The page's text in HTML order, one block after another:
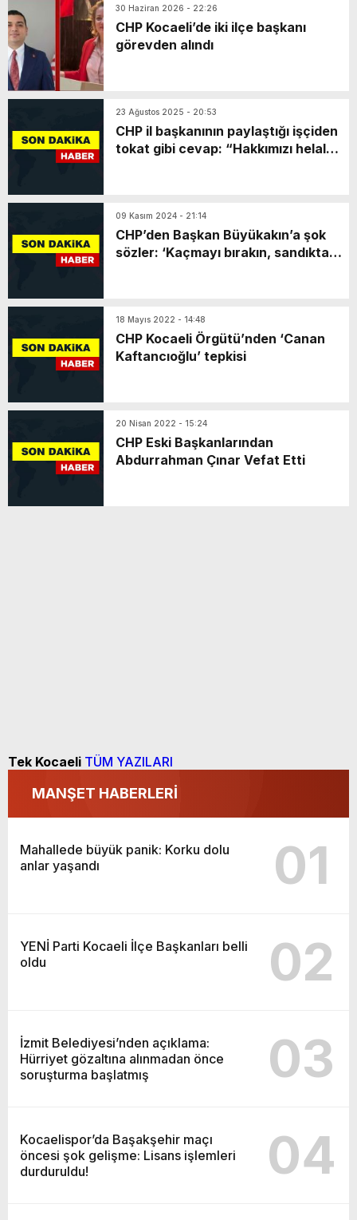
30 Haziran 2026 - 22:26
CHP Kocaeli’de iki ilçe başkanı
görevden alındı
23 Ağustos 2025 - 20:53
CHP il başkanının paylaştığı işçiden
tokat gibi cevap: “Hakkımızı helal
09 Kasım 2024 - 21:14
CHP’den Başkan Büyükakın’a şok
sözler: ‘Kaçmayı bırakın, sandıkta
18 Mayıs 2022 - 14:48
CHP Kocaeli Örgütü’nden ‘Canan
Kaftancıoğlu’ tepkisi
20 Nisan 2022 - 15:24
CHP Eski Başkanlarından
Abdurrahman Çınar Vefat Etti
Tek Kocaeli TÜM YAZILARI
MANŞET HABERLERİ
Mahallede büyük panik: Korku dolu
anlar yaşandı
01
YENİ Parti Kocaeli İlçe Başkanları belli
oldu
02
İzmit Belediyesi’nden açıklama:
Hürriyet gözaltına alınmadan önce
soruşturma başlatmış
03
Kocaelispor’da Başakşehir maçı
öncesi şok gelişme: Lisans işlemleri
durduruldu!
04